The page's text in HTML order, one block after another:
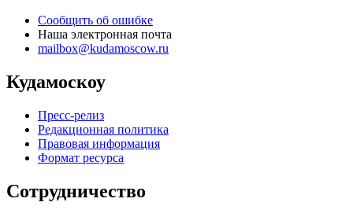
Сообщить об ошибке
Наша электронная почта
mailbox@kudamoscow.ru
Кудамоскоу
Пресс-релиз
Редакционная политика
Правовая информация
Формат ресурса
Сотрудничество